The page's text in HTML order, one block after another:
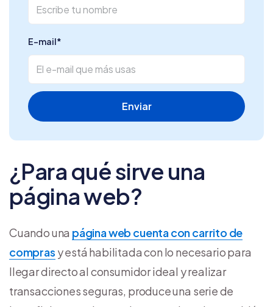
E-mail*
¿Para qué sirve una
página web?
Cuando una página web cuenta con carrito de
compras y está habilitada con lo necesario para
llegar directo al consumidor ideal y realizar
transacciones seguras, produce una serie de